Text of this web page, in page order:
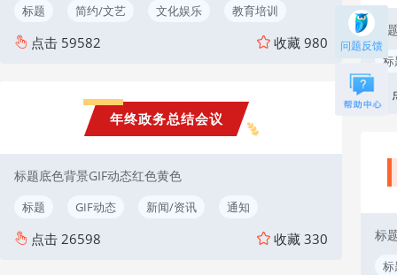
标题 简约/文艺 文化娱乐 教育培训
点击 59582 收藏 980
年终政务总结会议
标题底色背景GIF动态红色黄色
标题 GIF动态 新闻/资讯 通知
点击 26598 收藏 330
标
标
标
问题反馈